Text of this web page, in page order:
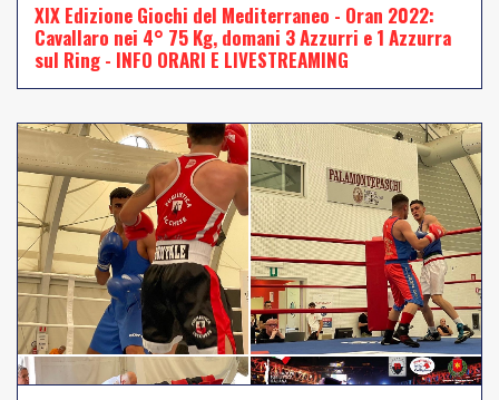
XIX Edizione Giochi del Mediterraneo - Oran 2022:
Cavallaro nei 4° 75 Kg, domani 3 Azzurri e 1 Azzurra
sul Ring - INFO ORARI E LIVESTREAMING